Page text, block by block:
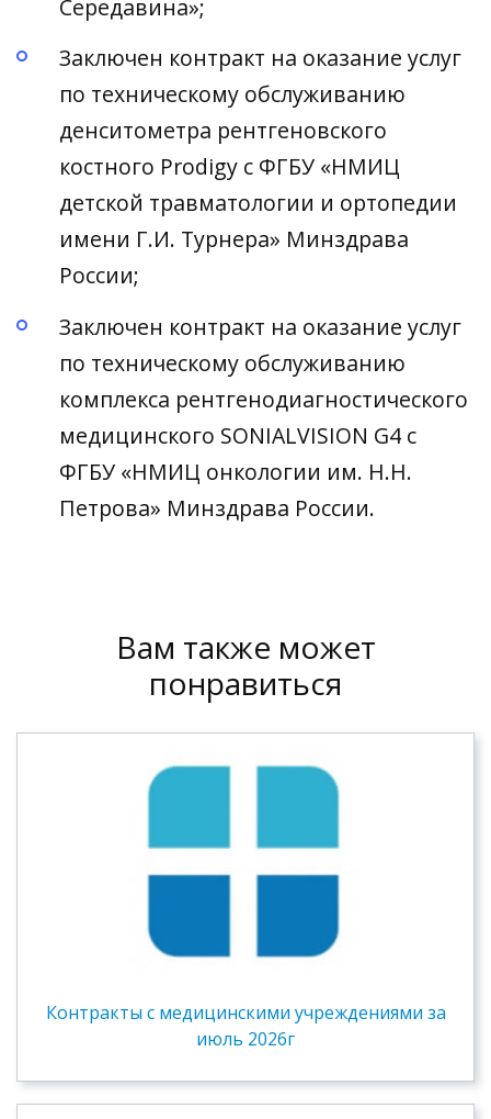
Середавина»;
Заключен контракт на оказание услуг
по техническому обслуживанию
денситометра рентгеновского
костного Prodigy с ФГБУ «НМИЦ
детской травматологии и ортопедии
имени Г.И. Турнера» Минздрава
России;
Заключен контракт на оказание услуг
по техническому обслуживанию
комплекса рентгенодиагностического
медицинского SONIALVISION G4 с
ФГБУ «НМИЦ онкологии им. Н.Н.
Петрова» Минздрава России.
Вам также может
понравиться
Контракты c медицинскими учреждениями за
июль 2026г